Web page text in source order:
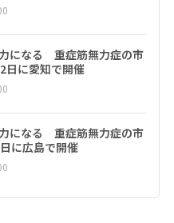
になる 重症筋無力症の市
日に愛知で開催
になる 重症筋無力症の市
に広島で開催